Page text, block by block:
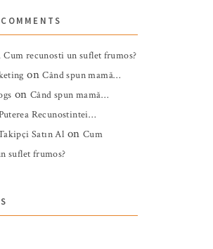
Cum recunosti un suflet frumos?
onCând spun mamă…
onCând spun mamă…
Recunostintei…
Satın Al on Cum
suflet frumos?